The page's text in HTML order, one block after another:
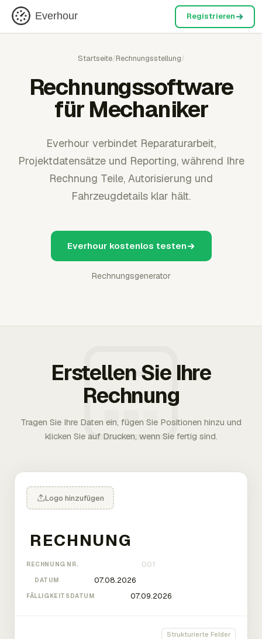
Everhour Registrieren
Startseite/Rechnungsstellung/
Rechnungssoftware
für Mechaniker
Everhour verbindet Reparaturarbeit,
Projektdatensätze und Reporting, während Ihre
Rechnung Teile, Autorisierung und
Fahrzeugdetails klar hält.
Everhour kostenlos testen
Rechnungsgenerator
Erstellen Sie Ihre
Rechnung
Tragen Sie Ihre Daten ein, fügen Sie Positionen hinzu und
klicken Sie auf Drucken, wenn Sie fertig sind.
Logo hinzufügen
RECHNUNG NR.
DATUM
FÄLLIGKEITSDATUM
Strukturierte Felder